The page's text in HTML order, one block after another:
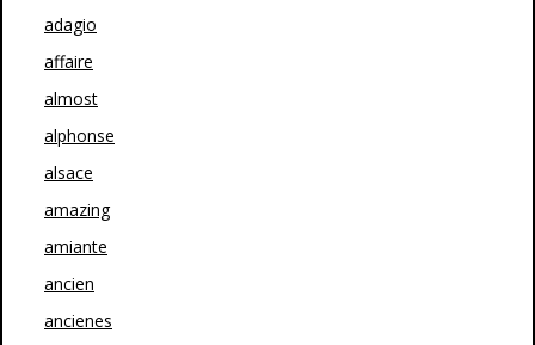
adagio
affaire
almost
alphonse
alsace
amazing
amiante
ancien
ancienes